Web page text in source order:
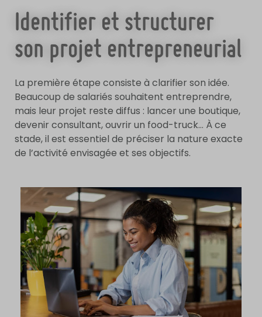
Identifier et structurer
son projet entrepreneurial
La première étape consiste à clarifier son idée.
Beaucoup de salariés souhaitent entreprendre,
mais leur projet reste diffus : lancer une boutique,
devenir consultant, ouvrir un food-truck… À ce
stade, il est essentiel de préciser la nature exacte
de l’activité envisagée et ses objectifs.